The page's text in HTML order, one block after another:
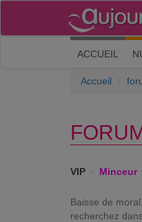
ACCUEIL
Accueil
VIP Minceur
Baisse de
recherchez